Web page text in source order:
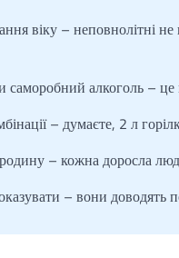
віку – неповнолітні
саморобний алкоголь –
– думаєте, 2 л
– кожна доросла
– вони доводять